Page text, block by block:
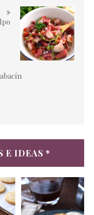
»
E IDEAS *